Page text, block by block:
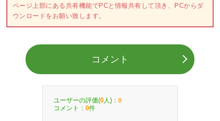
ページ上部にある共有機能でPCと情報共有して頂き、PCからダ
ウンロードをお願い致します。
コメント
ユーザーの評価(0 人)： 0
コメント： 0件